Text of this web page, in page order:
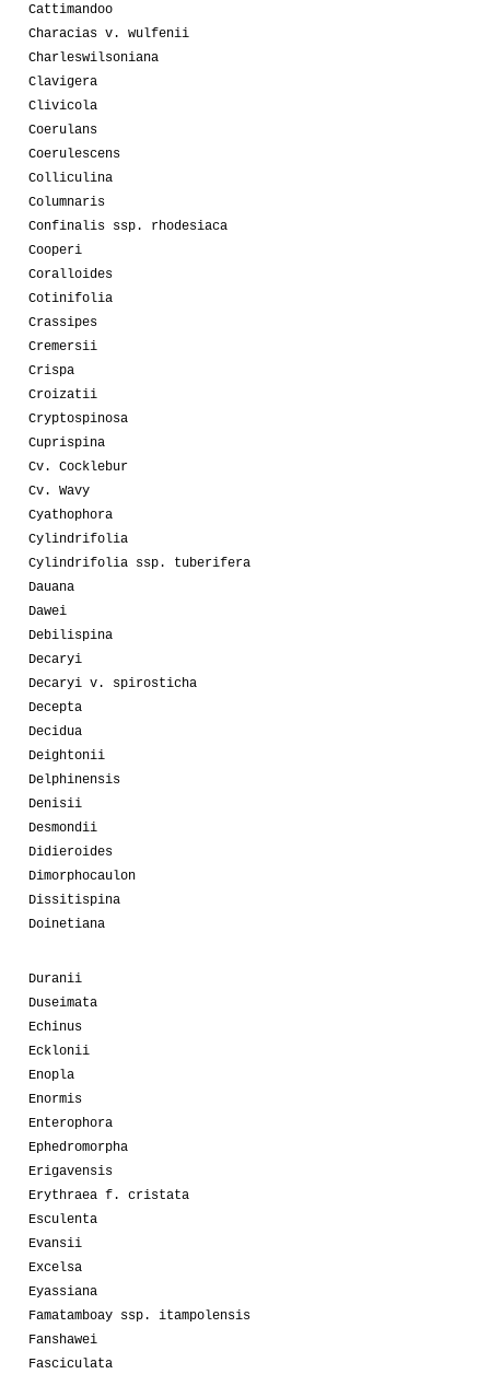
Cattimandoo
Characias v. wulfenii
Charleswilsoniana
Clavigera
Clivicola
Coerulans
Coerulescens
Colliculina
Columnaris
Confinalis ssp. rhodesiaca
Cooperi
Coralloides
Cotinifolia
Crassipes
Cremersii
Crispa
Croizatii
Cryptospinosa
Cuprispina
Cv. Cocklebur
Cv. Wavy
Cyathophora
Cylindrifolia
Cylindrifolia ssp. tuberifera
Dauana
Dawei
Debilispina
Decaryi
Decaryi v. spirosticha
Decepta
Decidua
Deightonii
Delphinensis
Denisii
Desmondii
Didieroides
Dimorphocaulon
Dissitispina
Doinetiana
Duranii
Duseimata
Echinus
Ecklonii
Enopla
Enormis
Enterophora
Ephedromorpha
Erigavensis
Erythraea f. cristata
Esculenta
Evansii
Excelsa
Eyassiana
Famatamboay ssp. itampolensis
Fanshawei
Fasciculata